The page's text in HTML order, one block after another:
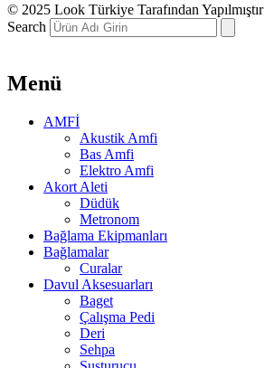
© 2025 Look Türkiye Tarafından Yapılmıştır
Search
Menü
AMFİ
Akustik Amfi
Bas Amfi
Elektro Amfi
Akort Aleti
Düdük
Metronom
Bağlama Ekipmanları
Bağlamalar
Curalar
Davul Aksesuarları
Baget
Çalışma Pedi
Deri
Sehpa